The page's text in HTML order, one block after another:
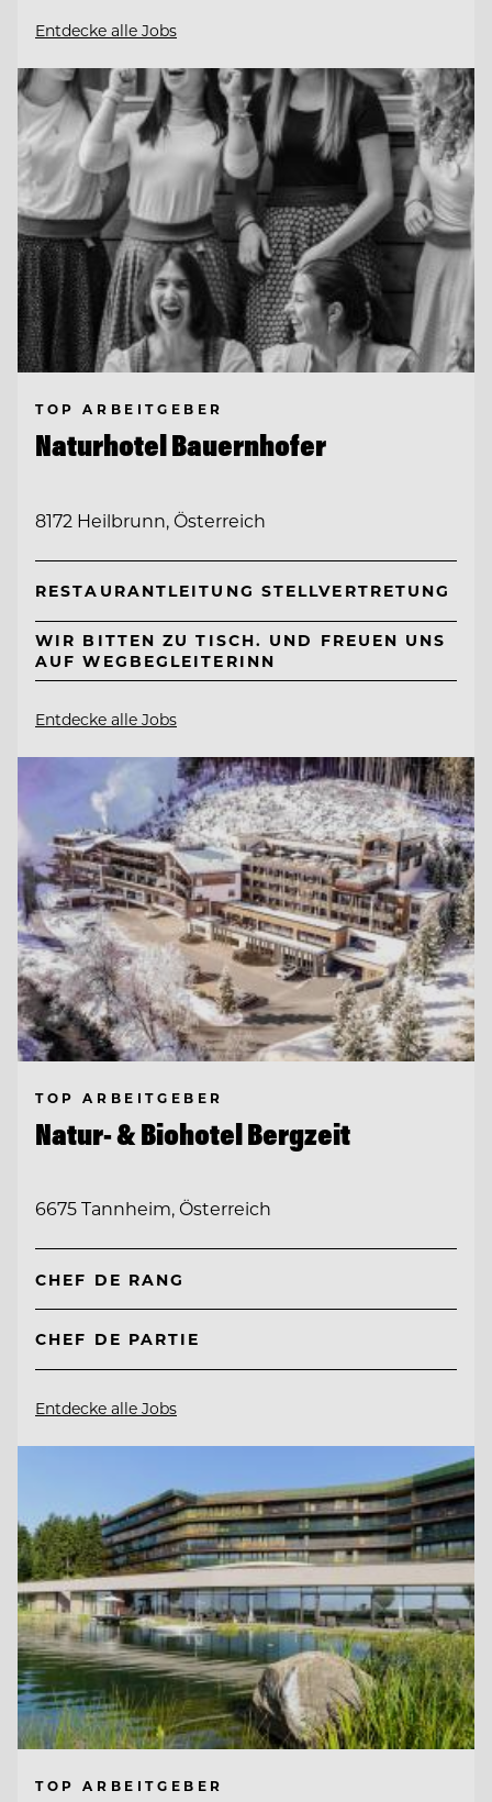
Entdecke alle Jobs
TOP ARBEITGEBER
Naturhotel Bauernhofer
8172 Heilbrunn, Österreich
RESTAURANTLEITUNG STELLVERTRETUNG
WIR BITTEN ZU TISCH. UND FREUEN UNS
AUF WEGBEGLEITERINN
Entdecke alle Jobs
TOP ARBEITGEBER
Natur- & Biohotel Bergzeit
6675 Tannheim, Österreich
CHEF DE RANG
CHEF DE PARTIE
Entdecke alle Jobs
TOP ARBEITGEBER